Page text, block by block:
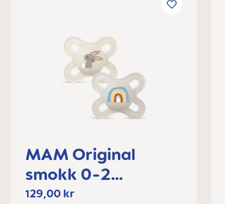
MAM Original
smokk 0-2
måneder
129,00 kr